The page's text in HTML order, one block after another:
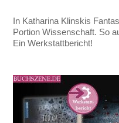
In Katharina Klinskis
Portion Wissenschaft. So
Ein Werkstattbericht!